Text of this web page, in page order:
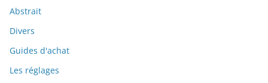
Abstrait
Divers
Guides d'achat
Les réglages